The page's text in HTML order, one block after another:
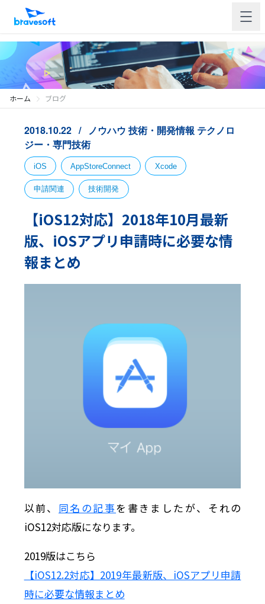
ホーム ブログ
2018.10.22 ノウハウ 技術・開発情報 テクノロ
ジー・専門技術
iOS AppStoreConnect Xcode
申請関連 技術開発
【iOS12対応】2018年10月最新
版、iOSアプリ申請時に必要な情
報まとめ
以前、 同名の記事を書きましたが、それの
iOS12対応版になります。
2019版はこちら
【iOS12.2対応】2019年最新版、iOSアプリ申請
時に必要な情報まとめ